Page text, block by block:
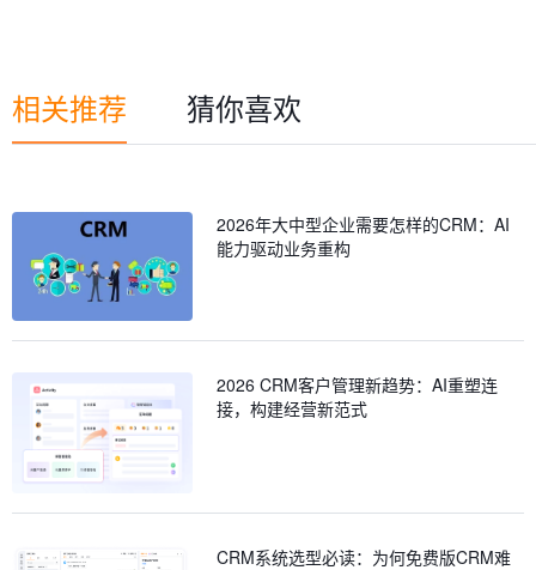
相关推荐 猜你喜欢
2026年大中型企业需要怎样的CRM：AI
能力驱动业务重构
2026 CRM客户管理新趋势：AI重塑连
接，构建经营新范式
CRM系统选型必读：为何免费版CRM难